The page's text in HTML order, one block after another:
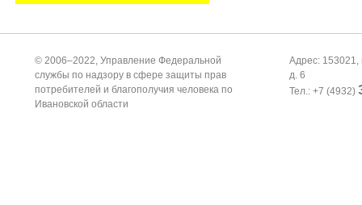
© 2006–2022, Управление Федеральной
службы по надзору в сфере защиты прав
потребителей и благополучия человека по
Ивановской области
Адрес: 153021,
д. 6
Тел.: +7 (4932)